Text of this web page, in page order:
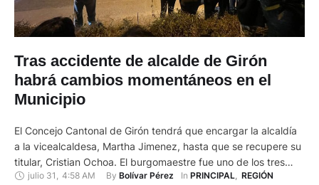
Tras accidente de alcalde de Girón
habrá cambios momentáneos en el
Municipio
El Concejo Cantonal de Girón tendrá que encargar la alcaldía
a la vicealcaldesa, Martha Jimenez, hasta que se recupere su
titular, Cristian Ochoa. El burgomaestre fue uno de los tres
heridos del accidente de tránsito del pasado martes 29 de
julio 31 4:58 AM By Bolívar Pérez In PRINCIPAL, REGIÓN